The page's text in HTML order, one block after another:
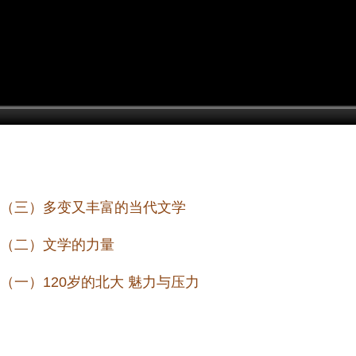
三）多变又丰富的当代文学
二）文学的力量
一）120岁的北大 魅力与压力